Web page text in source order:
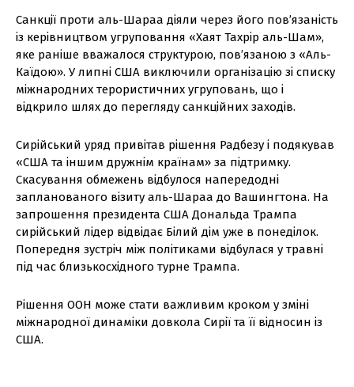
Санкції проти аль-Шараа діяли через його пов’язаність
із керівництвом угруповання «Хаят Тахрір аль-Шам»,
яке раніше вважалося структурою, пов’язаною з «Аль-
Каїдою». У липні США виключили організацію зі списку
міжнародних терористичних угруповань, що і
відкрило шлях до перегляду санкційних заходів.
Сирійський уряд привітав рішення Радбезу і подякував
«США та іншим дружнім країнам» за підтримку.
Скасування обмежень відбулося напередодні
запланованого візиту аль-Шараа до Вашингтона. На
запрошення президента США Дональда Трампа
сирійський лідер відвідає Білий дім уже в понеділок.
Попередня зустріч між політиками відбулася у травні
під час близькосхідного турне Трампа.
Рішення ООН може стати важливим кроком у зміні
міжнародної динаміки довкола Сирії та її відносин із
США.